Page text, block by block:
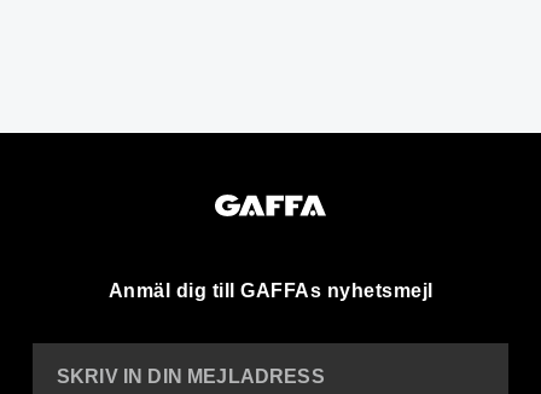
Anmäl dig till GAFFAs nyhetsmejl
SKRIV IN DIN MEJLADRESS